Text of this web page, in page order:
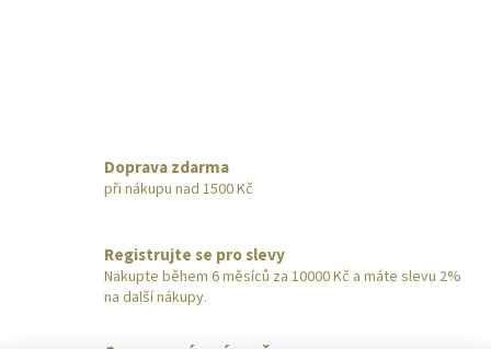
Doprava zdarma
při nákupu nad 1500 Kč
Registrujte se pro slevy
Nakupte během 6 měsíců za 10000 Kč a máte slevu 2%
na další nákupy.